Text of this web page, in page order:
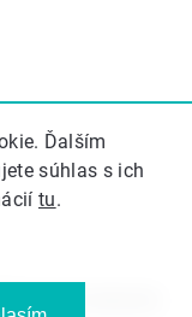
Ďalším
súhlas s ich
tu.